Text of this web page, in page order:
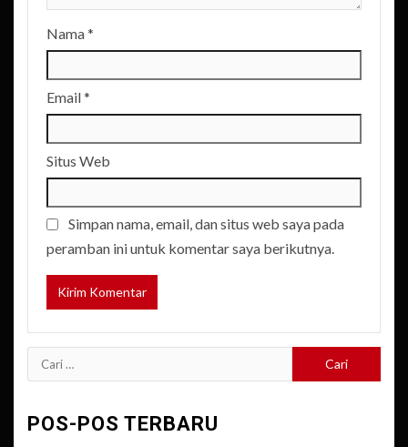
Nama*
Email*
Situs Web
Simpan nama, email, dan situs web saya pada
peramban ini untuk komentar saya berikutnya.
Cari
untuk:
POS-POS TERBARU